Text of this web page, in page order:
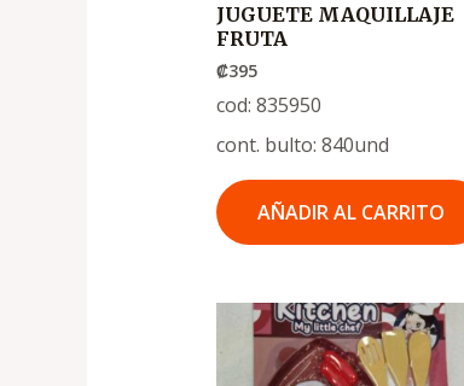
JUGUETE MAQUILLAJE
FRUTA
₡395
cod: 835950
cont. bulto: 840und
AÑADIR AL CARRITO